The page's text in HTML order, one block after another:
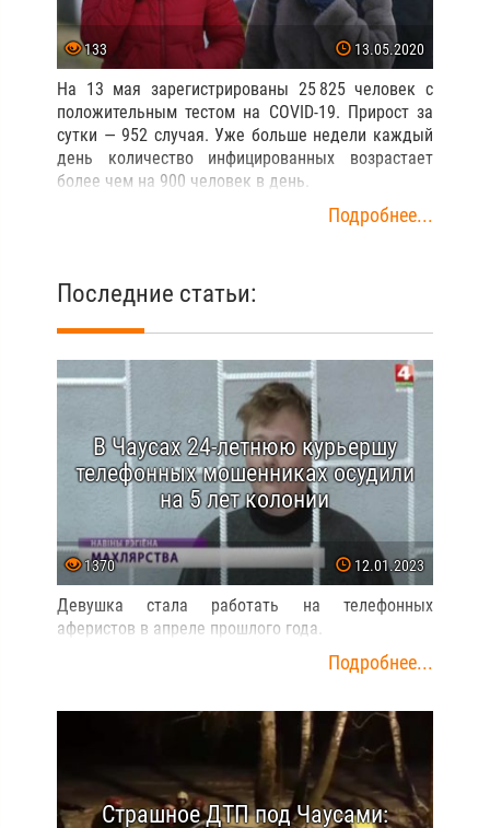
133 13.05.2020
На 13 мая зарегистрированы 25 825 человек с
положительным тестом на COVID-19. Прирост за
сутки — 952 случая. Уже больше недели каждый
день количество инфицированных возрастает
более чем на 900 человек в день.
Подробнее...
Последние статьи:
В Чаусах 24-летнюю курьершу
телефонных мошенниках осудили
на 5 лет колонии
1370 12.01.2023
Девушка стала работать на телефонных
аферистов в апреле прошлого года.
Подробнее...
Страшное ДТП под Чаусами: